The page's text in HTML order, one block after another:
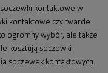
kontaktowe w
kontaktowe czy twarde
ogromny wybór, ale także
kosztują soczewki
soczewek kontaktowych.